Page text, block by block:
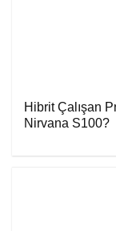
Hibrit Çalışan
Nirvana S100?